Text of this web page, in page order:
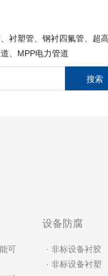
衬塑管、钢衬四氟管、超
、MPP电力管道
搜索
可
设备防腐
· 非标设备衬胶
· 非标设备衬塑